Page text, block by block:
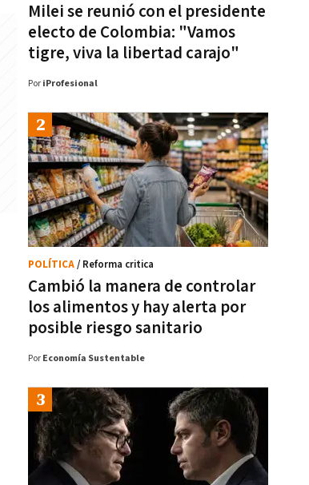
Milei se reunió con el presidente
electo de Colombia: "Vamos
tigre, viva la libertad carajo"
Por iProfesional
Cambió la manera de controlar
los alimentos y hay alerta por
posible riesgo sanitario
POLÍTICA/ Reforma critica
Por Economía Sustentable